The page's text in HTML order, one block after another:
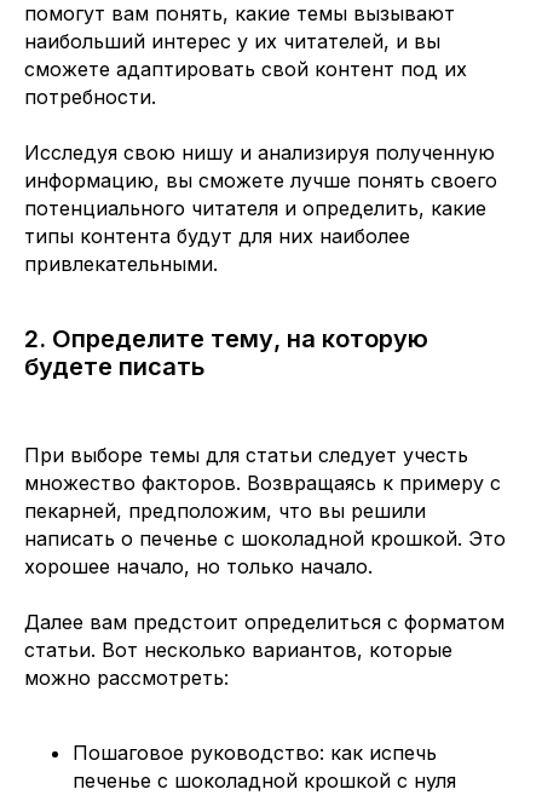
помогут вам понять, какие темы вызывают
наибольший интерес у их читателей, и вы
сможете адаптировать свой контент под их
потребности.
Исследуя свою нишу и анализируя полученную
информацию, вы сможете лучше понять своего
потенциального читателя и определить, какие
типы контента будут для них наиболее
привлекательными.
2. Определите тему, на которую
будете писать
При выборе темы для статьи следует учесть
множество факторов. Возвращаясь к примеру с
пекарней, предположим, что вы решили
написать о печенье с шоколадной крошкой. Это
хорошее начало, но только начало.
Далее вам предстоит определиться с форматом
статьи. Вот несколько вариантов, которые
можно рассмотреть:
Пошаговое руководство: как испечь
печенье с шоколадной крошкой с нуля